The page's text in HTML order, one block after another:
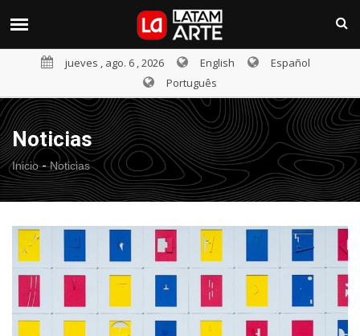
jueves , ago. 6 , 2026 English
Español
Português
Noticias
Inicio- Noticias